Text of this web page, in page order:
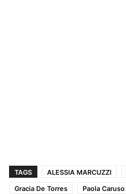
TAGS ALESSIA MARCUZZI
Gracia De Torres
Paola Caruso